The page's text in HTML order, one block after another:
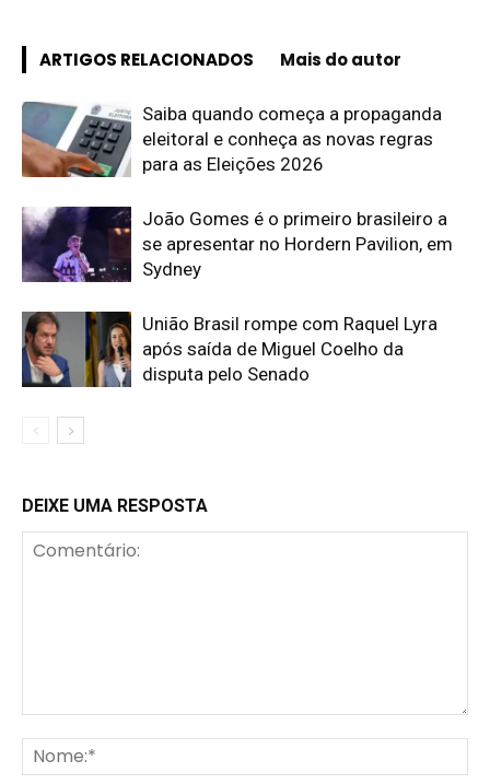
ARTIGOS RELACIONADOS Mais do autor
Saiba quando começa a propaganda
eleitoral e conheça as novas regras
para as Eleições 2026
João Gomes é o primeiro brasileiro a
se apresentar no Hordern Pavilion, em
Sydney
União Brasil rompe com Raquel Lyra
após saída de Miguel Coelho da
disputa pelo Senado
DEIXE UMA RESPOSTA